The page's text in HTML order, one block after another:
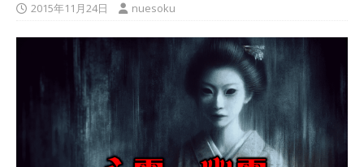
2015年11月24日 nuesoku